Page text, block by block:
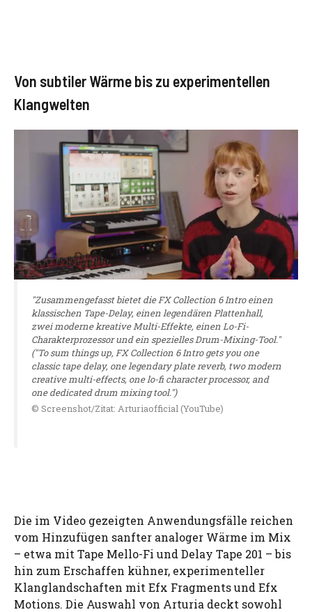
Von subtiler Wärme bis zu experimentellen
Klangwelten
"Zusammengefasst bietet die FX Collection 6 Intro einen
klassischen Tape-Delay, einen legendären Plattenhall,
zwei moderne kreative Multi-Effekte, einen Lo-Fi-
Charakterprozessor und ein spezielles Drum-Mixing-Tool."
("To sum things up, FX Collection 6 Intro gets you one
classic tape delay, one legendary plate reverb, two modern
creative multi-effects, one lo-fi character processor, and
one dedicated drum mixing tool.")
© Screenshot/Zitat: Arturiaofficial (YouTube)
Die im Video gezeigten Anwendungsfälle reichen
vom Hinzufügen sanfter analoger Wärme im Mix
– etwa mit Tape Mello-Fi und Delay Tape 201 – bis
hin zum Erschaffen kühner, experimenteller
Klanglandschaften mit Efx Fragments und Efx
Motions. Die Auswahl von Arturia deckt sowohl